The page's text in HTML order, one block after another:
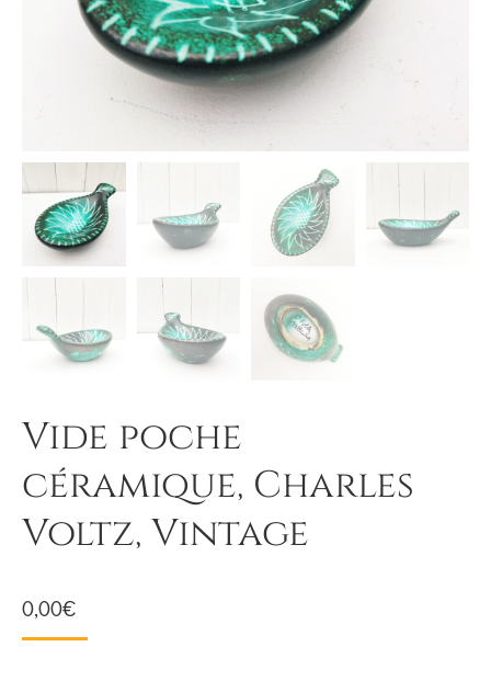
Vide poche
céramique, Charles
Voltz, Vintage
0,00€